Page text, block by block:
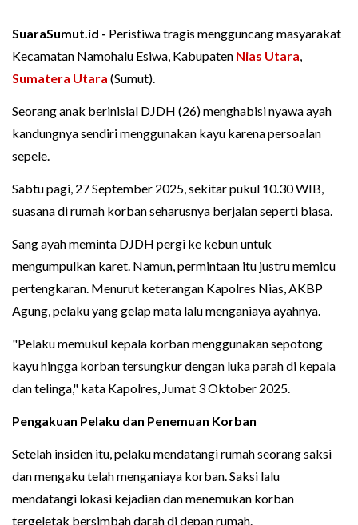
SuaraSumut.id - Peristiwa tragis mengguncang masyarakat
Kecamatan Namohalu Esiwa, Kabupaten Nias Utara,
Sumatera Utara (Sumut).
Seorang anak berinisial DJDH (26) menghabisi nyawa ayah
kandungnya sendiri menggunakan kayu karena persoalan
sepele.
Sabtu pagi, 27 September 2025, sekitar pukul 10.30 WIB,
suasana di rumah korban seharusnya berjalan seperti biasa.
Sang ayah meminta DJDH pergi ke kebun untuk
mengumpulkan karet. Namun, permintaan itu justru memicu
pertengkaran. Menurut keterangan Kapolres Nias, AKBP
Agung, pelaku yang gelap mata lalu menganiaya ayahnya.
"Pelaku memukul kepala korban menggunakan sepotong
kayu hingga korban tersungkur dengan luka parah di kepala
dan telinga," kata Kapolres, Jumat 3 Oktober 2025.
Pengakuan Pelaku dan Penemuan Korban
Setelah insiden itu, pelaku mendatangi rumah seorang saksi
dan mengaku telah menganiaya korban. Saksi lalu
mendatangi lokasi kejadian dan menemukan korban
tergeletak bersimbah darah di depan rumah.